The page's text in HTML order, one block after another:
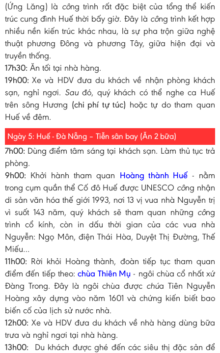
(Ứng Lăng) là công trình rất đặc biệt của tổng thể kiến
trúc cung đình Huế thời bấy giờ. Đây là công trình kết hợp
nhiều nền kiến trúc khác nhau, là sự pha trộn giữa nghệ
thuật phương Đông và phương Tây, giữa hiện đại và
truyền thống.
17h30: Ăn tối tại nhà hàng.
19h00:Xe và HDV đưa du khách về nhận phòng khách
sạn, nghỉ ngơi. Sauđó, quý khách có thể nghe ca Huế
trên sông Hương (chi phí tự túc) hoặc tự do tham quan
Huế về đêm.
Ngày 5: Huế - Đà Nẵng – Tiễn sân bay (Ăn 2 bữa)
7h00: Dùng điểm tâm sáng tại khách sạn. Làm thủ tục trả
phòng.
9h00: Khởi hành tham quan Hoàng thành Huế- nằm
trong cụm quần thể Cố đô Huế được UNESCO công nhận
di sản văn hóa thế giới 1993, nơi 13 vị vua nhà Nguyễn trị
vì suốt 143 năm, quý khách sẽ tham quan những công
trình cổ kính, còn in dấu thời gian của các vua nhà
Nguyễn: Ngọ Môn, điện Thái Hòa, Duyệt Thị Đường, Thế
Miếu…
11h00: Rời khỏi Hoàng thành, đoàn tiếp tục tham quan
điểm đến tiếp theo:chùa Thiên Mụ - ngôi chùa cổ nhất xứ
Đàng Trong. Đây là ngôi chùa được chúa Tiên Nguyễn
Hoàng xây dựng vào năm 1601 và chứng kiến biết bao
biến cố của lịch sử nước nhà.
12h00: Xe và HDV đưa du khách về nhà hàng dùng bữa
trưa và nghỉ ngơi tại nhà hàng.
13h00: Du khách được ghé đến các siêu thị đặc sản để